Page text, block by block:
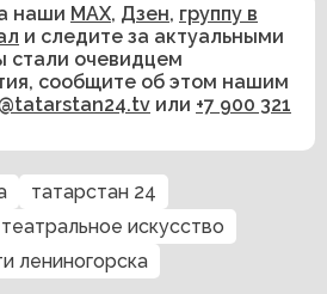
наши MAX, Дзен, группу в
и следите за актуальными
стали очевидцем
сообщите об этом нашим
или +7 900 321
татарстан 24
театральное искусство
лениногорска